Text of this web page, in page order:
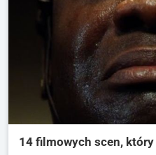
14 filmowych scen, który